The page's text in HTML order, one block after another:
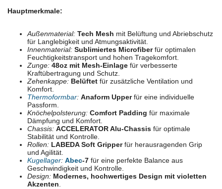
Hauptmerkmale:
Außenmaterial: Tech Mesh mit Belüftung und Abriebschutz
für Langlebigkeit und Atmungsaktivität.
Innenmaterial: Sublimiertes Microfiberfür optimalen
Feuchtigkeitstransport und hohen Tragekomfort.
Zunge: 48oz mit Mesh-Einlage für verbesserte
Kraftübertragung und Schutz.
Zehenkappe: Belüftet für zusätzliche Ventilation und
Komfort.
Thermoformbar: Anaform Upperfür eine individuelle
Passform.
Knöchelpolsterung: Comfort Padding für maximale
Dämpfung und Komfort.
Chassis: ACCELERATOR Alu-Chassis für optimale
Stabilität und Kontrolle.
Rollen: LABEDA Soft Gripperfür herausragenden Grip
und Agilität.
Kugellager: Abec-7 für eine perfekte Balance aus
Geschwindigkeit und Kontrolle.
Design: Modernes, hochwertiges Design mit violetten
Akzenten